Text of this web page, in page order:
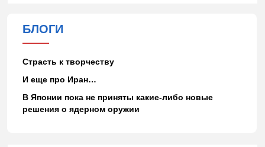
БЛОГИ
Страсть к творчеству
И еще про Иран…
В Японии пока не приняты какие-либо новые
решения о ядерном оружии